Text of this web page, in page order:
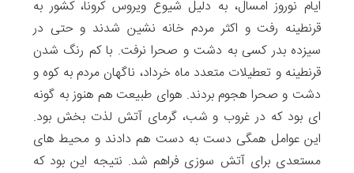
ایام نوروز امسال، به دلیل شیوع ویروس کرونا، کشور به
قرنطینه رفت و اکثر مردم خانه نشین شدند و حتی در
سیزده بدر کسی به دشت و صحرا نرفت. با کم رنگ شدن
قرنطینه و تعطیلات متعدد ماه خرداد، ناگهان مردم به کوه و
دشت و صحرا هجوم بردند. هوای طبیعت هم هنوز به گونه
ای بود که در غروب و شب، گرمای آتش لذت بخش بود.
این عوامل همگی دست به دست هم دادند و محیط های
مستعدی برای آتش سوزی فراهم شد. نتیجه این بود که